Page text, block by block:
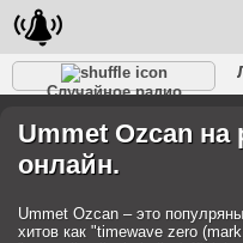
Случайное радио
Разговорное
Рэп
Джаз
Детское
Ummet Ozcan
онлайн.
Ummet Ozcan – это
хитов как "timewave zero